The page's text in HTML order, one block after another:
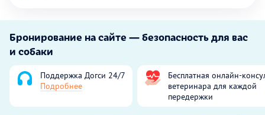
Бронирование на сайте — безопасность для вас
и собаки
Поддержка Догси 24/7
Подробнее
Бесплатная онлайн-
ветеринара для каждой
передержки